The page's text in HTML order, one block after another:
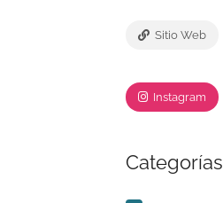
Sitio Web
Instagram
Categorías